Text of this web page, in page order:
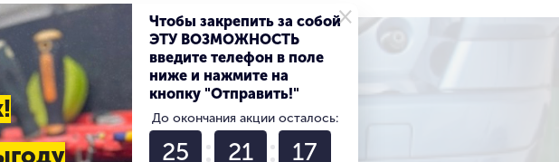
×
Чтобы закрепить за собой
ЭТУ ВОЗМОЖНОСТЬ
введите телефон в поле
ниже и нажмите на
кнопку "Отправить!"
До окончания акции осталось:
25 21 17